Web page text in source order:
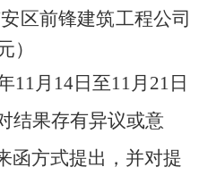
区前锋建筑工程公司
）
11月14日至11月21日
结果存有异议或意
函方式提出，并对提